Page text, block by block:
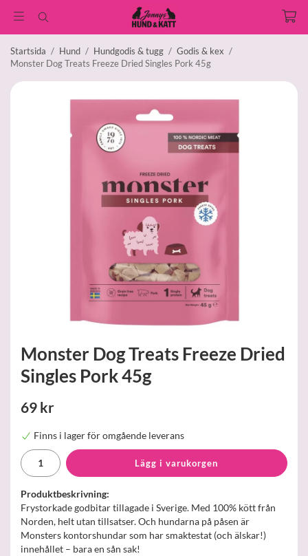
Startsida / Hund / Hundgodis & tugg / Godis & kex /
Monster Dog Treats Freeze Dried Singles Pork 45g
Monster Dog Treats Freeze Dried
Singles Pork 45g
69 kr
Finns i lager för omgående leverans
Lägg i varukorgen
Produktbeskrivning:
Frystorkade godbitar tillagade i Sverige. Med 100% kött från
Norden, helt utan tillsatser. Och hundarna på påsen är
Monsters kontorshundar som har smaktestat (och älskar!)
innehållet – bara en sån sak!